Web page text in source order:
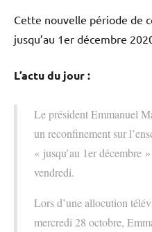
Cette nouvelle période de
jusqu’au 1er décembre
L’actu du jour :
Le président Emmanuel
un reconfinement sur
« jusqu’au 1er décembre
vendredi.
Lors d’une allocution
mercredi 28 octobre,